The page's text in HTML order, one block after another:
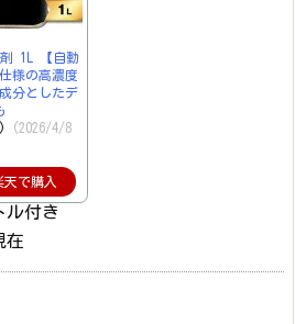
剤 1L 【自動
様の高濃度
分としたデ
(2026/4/8
天で購入
ル付き
在